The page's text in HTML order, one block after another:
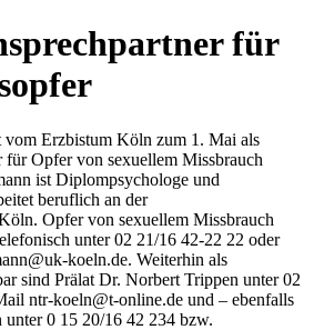
für
Erzbistum Köln zum 1. Mai als
für Opfer von sexuellem Missbrauch
ist Diplompsychologe und
beruflich an der
Opfer von sexuellem Missbrauch
unter 02 21/16 42-22 22 oder
koeln.de. Weiterhin als
sind Prälat Dr. Norbert Trippen unter 02
ntr-koeln@t-online.de und – ebenfalls
unter 0 15 20/16 42 234 bzw.